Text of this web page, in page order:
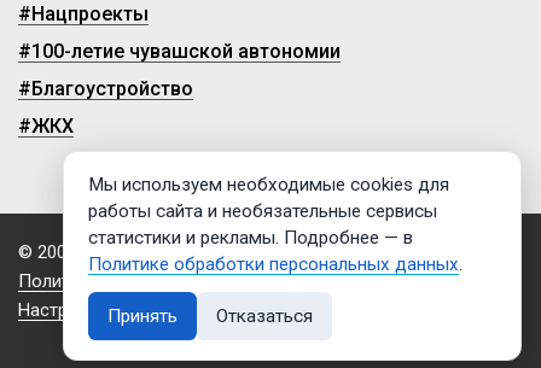
#Нацпроекты
#100-летие чувашской автономии
#Благоустройство
#ЖКХ
© 2009-2026, ГТРК «Чувашия»
Политика обработки персональных данных
Настройки cookies
Мы используем необходимые cookies для
работы сайта и необязательные сервисы
статистики и рекламы. Подробнее — в
Политике обработки персональных данных.
Принять Отказаться